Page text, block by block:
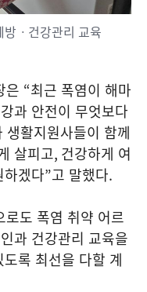
ㆍ건강관리 교육
은 “최근 폭염이 해마
과 안전이 무엇보다
생활지원사들이 함께
살피고, 건강하게 여
겠다”고 말했다.
도 폭염 취약 어르
과 건강관리 교육을
록 최선을 다할 계